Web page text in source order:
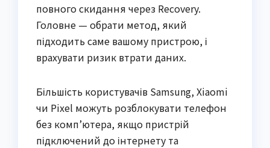
повного скидання через Recovery.
Головне — обрати метод, який
підходить саме вашому пристрою, і
врахувати ризик втрати даних.
Більшість користувачів Samsung, Xiaomi
чи Pixel можуть розблокувати телефон
без комп’ютера, якщо пристрій
підключений до інтернету та